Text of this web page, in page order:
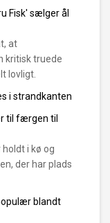
Fisk' sælger ål
at
kritisk truede
lovligt.
i strandkanten
til færgen til
i kø og
der har plads
blandt